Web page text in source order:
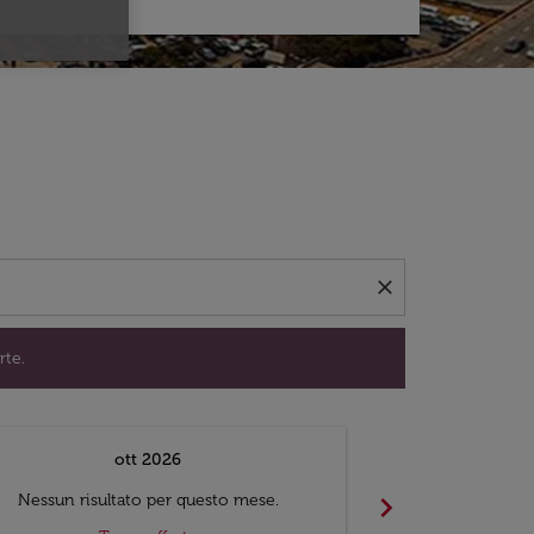
close
trovare offerte.
ott 2026
Nessun risultato per questo mese.
chevron_right